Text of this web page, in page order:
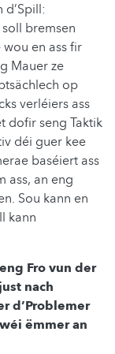
bremsen
en ass fir
Mauer ze
op
verléiers ass
dofir seng Taktik
déi guer kee
baséiert ass
ass, an eng
Sou kann en
kann
Fro vun der
nach
d’Problemer
ëmmer an